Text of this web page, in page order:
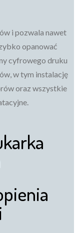
i pozwala nawet
opanować
cyfrowego druku
w tym instalację
oraz wszystkie